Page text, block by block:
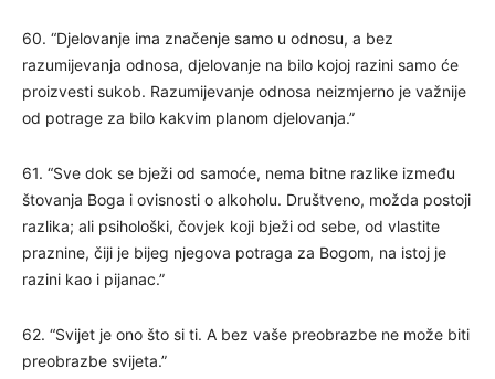
60. “Djelovanje ima značenje samo u odnosu, a bez
razumijevanja odnosa, djelovanje na bilo kojoj razini samo će
proizvesti sukob. Razumijevanje odnosa neizmjerno je važnije
od potrage za bilo kakvim planom djelovanja.”
61. “Sve dok se bježi od samoće, nema bitne razlike između
štovanja Boga i ovisnosti o alkoholu. Društveno, možda postoji
razlika; ali psihološki, čovjek koji bježi od sebe, od vlastite
praznine, čiji je bijeg njegova potraga za Bogom, na istoj je
razini kao i pijanac.”
62. “Svijet je ono što si ti. A bez vaše preobrazbe ne može biti
preobrazbe svijeta.”